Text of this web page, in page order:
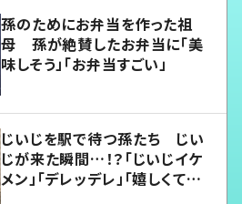
孫のためにお弁当を作った祖
母 孫が絶賛したお弁当に「美
味しそう」「お弁当すごい」
じいじを駅で待つ孫たち じい
じが来た瞬間…！？「じいじイケ
メン」「デレッデレ」「嬉しくて可